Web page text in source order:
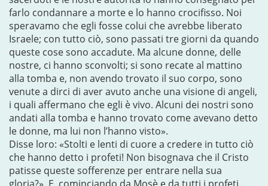
farlo condannare a morte e lo hanno crocifisso. Noi
speravamo che egli fosse colui che avrebbe liberato
Israele; con tutto ciò, sono passati tre giorni da quando
queste cose sono accadute. Ma alcune donne, delle
nostre, ci hanno sconvolti; si sono recate al mattino
alla tomba e, non avendo trovato il suo corpo, sono
venute a dirci di aver avuto anche una visione di angeli,
i quali affermano che egli è vivo. Alcuni dei nostri sono
andati alla tomba e hanno trovato come avevano detto
le donne, ma lui non l’hanno visto».
Disse loro: «Stolti e lenti di cuore a credere in tutto ciò
che hanno detto i profeti! Non bisognava che il Cristo
patisse queste sofferenze per entrare nella sua